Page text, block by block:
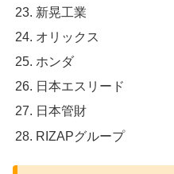
新晃工業
オリックス
ホンダ
日本エスリード
日本管財
RIZAPグループ